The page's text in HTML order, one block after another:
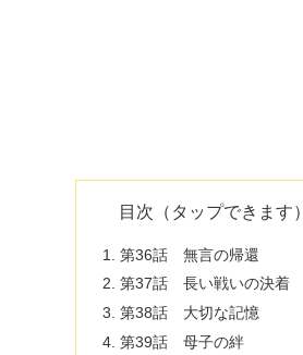
目次（タップできます）
第36話 無言の帰還
第37話 長い戦いの決着
第38話 大切な記憶
第39話 母子の絆